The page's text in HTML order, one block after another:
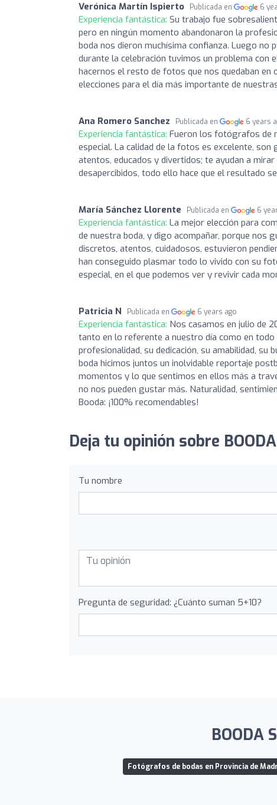
Verónica Martín Ispierto Publicada en 6
Experiencia fantástica: Su trabajo fue
pero en ningún momento abandonaron la
boda nos dieron muchísima confianza. Luego
durante la celebración tuvimos un problema con
hacernos el resto de fotos que nos quedaban
elecciones para el día más importante de
Ana Romero Sanchez Publicada en 6 years
Experiencia fantástica: Fueron los fotógrafos de
especial. La calidad de la fotos es excelente,
atentos, educados y divertidos; te ayudan a
desapercibidos, todo ello hace que el resultado
María Sánchez Llorente Publicada en 6
Experiencia fantástica: La mejor elección para
de nuestra boda, y digo acompañar, porque nos
discretos, atentos, cuidadosos, estuvieron
han conseguido plasmar todo lo vivido con su
especial, en el que podemos ver y revivir cada
Patricia N Publicada en 6 years ago
Experiencia fantástica: Nos casamos en julio de
tanto en lo referente a nuestro día como en todo
profesionalidad, su dedicación, su amabilidad, su
boda hicimos juntos un inolvidable reportaje
momentos y lo que sentimos en ellos más a
no nos pueden gustar más. Naturalidad,
Booda: ¡100% recomendables!
Deja tu opinión sobre
Tu nombre
Pregunta de seguridad: ¿Cuánto suman 5+10?
BOODA
Fotógrafos de bodas en Provincia de